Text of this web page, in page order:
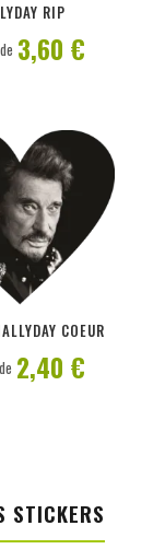
RIP
3,60 €
COEUR
2,40 €
STICKERS